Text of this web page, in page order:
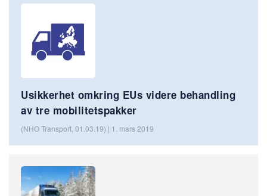
Usikkerhet omkring EUs videre behandling
av tre mobilitetspakker
(NHO Transport, 01.03.19) | 1. mars 2019